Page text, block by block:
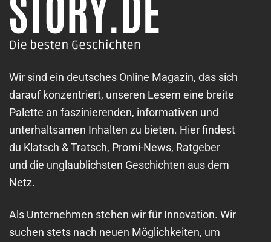
Wir sind ein deutsches Online Magazin, das sich
darauf konzentriert, unseren Lesern eine breite
Palette an faszinierenden, informativen und
unterhaltsamen Inhalten zu bieten. Hier findest
du Klatsch & Tratsch, Promi-News, Ratgeber
und die unglaublichsten Geschichten aus dem
Netz.
Als Unternehmen stehen wir für Innovation. Wir
suchen stets nach neuen Möglichkeiten, um